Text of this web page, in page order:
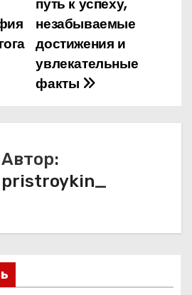
путь к успеху,
незабываемые
достижения и
увлекательные
факты
Автор:
pristroykin_